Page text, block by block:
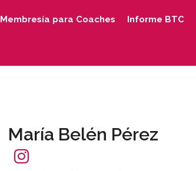
Membresía para Coaches Informe BTC
María Belén Pérez